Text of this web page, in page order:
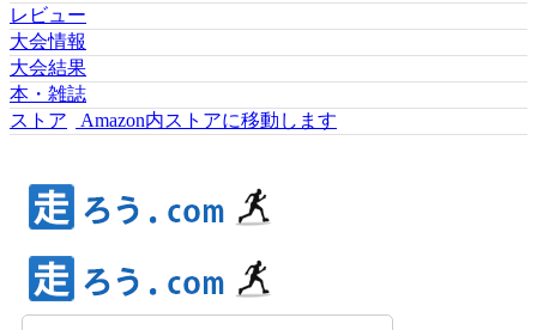
レビュー
大会情報
大会結果
本・雑誌
ストア
Amazon内ストアに移動します